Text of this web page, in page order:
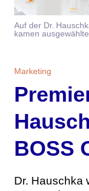
Themen
Marketing
Studien
Digital Health
Personen
Magazin
Abonnement
Über uns
Team
Werben
Auf der Dr.
kamen
Marketing
BOSS
Dr. Hauschka